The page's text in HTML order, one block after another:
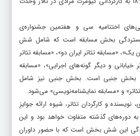
اختتامیه‌ سی و هفتمین جشنواره‌ی
گستردگی بخش مسابقه است که شامل شش
«مسابقه‌ تئاتر ایران دو»، «مسابقه‌ تئاتر
خیابانی و دیگر گونه‌های اجرایی»، «مسابقه‌
و بخش جنبی است. بخش جنبی نیز شامل
و «مسابقه‌ نمایشنامه‌نویسی» می‌شود.
نویسنده و کارگردان تئاتر، شیوه‌ ارائه‌ جوایزِ
گذشته متفاوت خواهد بود و این
این شش بخش است که با حضور داوران